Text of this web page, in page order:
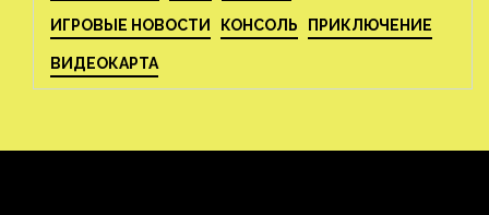
ИГРОВЫЕ НОВОСТИ КОНСОЛЬ ПРИКЛЮЧЕНИЕ
ВИДЕОКАРТА